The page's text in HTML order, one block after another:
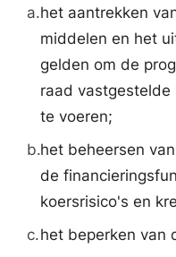
a.het aantrekken
middelen en het
gelden om de
raad
te voeren;
b.het beheersen
de
koersrisico's en
c.het beperken van